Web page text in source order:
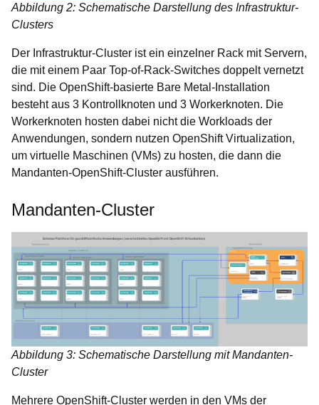
Abbildung 2: Schematische Darstellung des Infrastruktur-
Clusters
Der Infrastruktur-Cluster ist ein einzelner Rack mit Servern,
die mit einem Paar Top-of-Rack-Switches doppelt vernetzt
sind. Die OpenShift-basierte Bare Metal-Installation
besteht aus 3 Kontrollknoten und 3 Workerknoten. Die
Workerknoten hosten dabei nicht die Workloads der
Anwendungen, sondern nutzen OpenShift Virtualization,
um virtuelle Maschinen (VMs) zu hosten, die dann die
Mandanten-OpenShift-Cluster ausführen.
Mandanten-Cluster
Abbildung 3: Schematische Darstellung mit Mandanten-
Cluster
Mehrere OpenShift-Cluster werden in den VMs der